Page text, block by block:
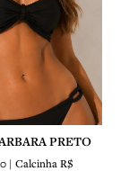
PRETO
| Calcinha R$